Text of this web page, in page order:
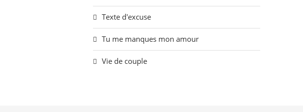
Texte d'excuse
Tu me manques mon amour
Vie de couple